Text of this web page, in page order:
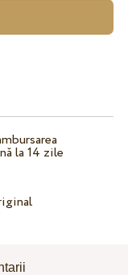
la 14 zile